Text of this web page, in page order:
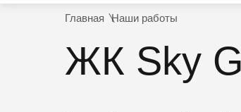
Главная Наши работы
ЖК Sky